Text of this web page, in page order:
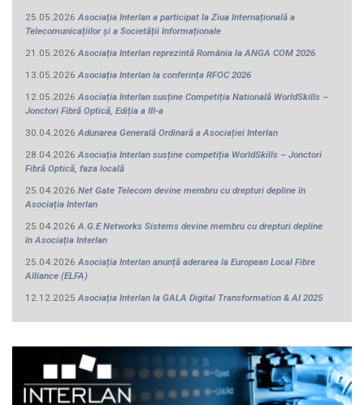
25.05.2026Asociația Interlan a participat la Ziua Internațională a
Telecomunicațiilor și a Societății Informaționale
21.05.2026Asociația Interlan reprezintă România la ANGA COM 2026
13.05.2026Asociația Interlan la conferința RFOC 2026
12.05.2026Asociația Interlan susține Competiția Natională WorldSkills –
Jonctori Fibră Optică, Ediția a III-a
30.04.2026Adunarea Generală Ordinară a Asociației Interlan
28.04.2026Asociația Interlan susține competiția WorldSkills – Jonctori
Fibră Optică, faza locală
25.04.2026 Net Gate Telecom devine membru cu drepturi depline în
Asociația Interlan
25.04.2026A.G.E Networks Sistems devine membru cu drepturi depline
în Asociația Interlan
25.04.2026Asociația Interlan anunță aderarea la European Local Fibre
Alliance (ELFA)
12.12.2025Asociația Interlan la GALA Digital Transformation & AI 2025